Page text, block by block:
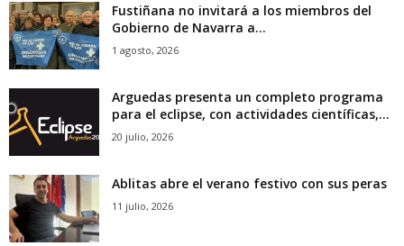
Fustiñana no invitará a los miembros del
Gobierno de Navarra a...
1 agosto, 2026
Arguedas presenta un completo programa
para el eclipse, con actividades científicas,...
20 julio, 2026
Ablitas abre el verano festivo con sus peras
11 julio, 2026